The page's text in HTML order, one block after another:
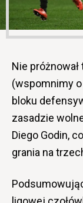
Nie
(wspomnimy
bloku
zasadzie
Diego Godin,
grania na